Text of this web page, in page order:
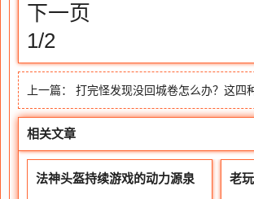
下一页
1/2
上一篇： 打完怪发现没回城卷怎么办？这四种操作肯定有
相关文章
法神头盔持续游戏的动力源泉 老